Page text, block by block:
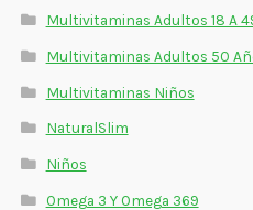
Multivitaminas Adultos 18 A
Multivitaminas Adultos 50
Multivitaminas Niños
NaturalSlim
Niños
Omega 3 Y Omega 369